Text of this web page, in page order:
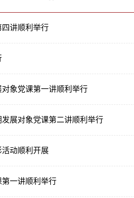
讲顺利举行
象党课第一讲顺利举行
展对象党课第二讲顺利举行
动顺利开展
一讲顺利举行